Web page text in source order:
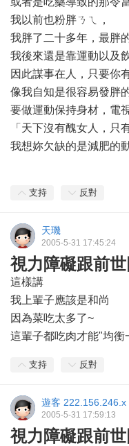
我以前也粉胖ㄋㄟ，
我胖了二十多年，最胖
我後來還是靠運動以及
因此謀事在人，只要你
像我自知是很容易發胖
要做運動保持身材，電
「天下沒有醜女人，只
我想妳欠缺的是減肥的
支持 反對
天璣
2005-5-31 17:45:24
視力障礙跟前
這樣講
我上輩子應該是和尚
因為菜吃太多了~
這輩子都吃肉才能"均衡
支持 反對
遊客 222.156.246.x
2005-5-31 17:59:13
視力障礙跟前